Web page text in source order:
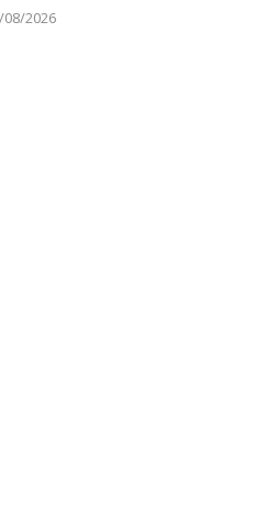
08/2026